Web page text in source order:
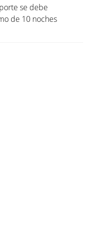
se debe
de 10 noches